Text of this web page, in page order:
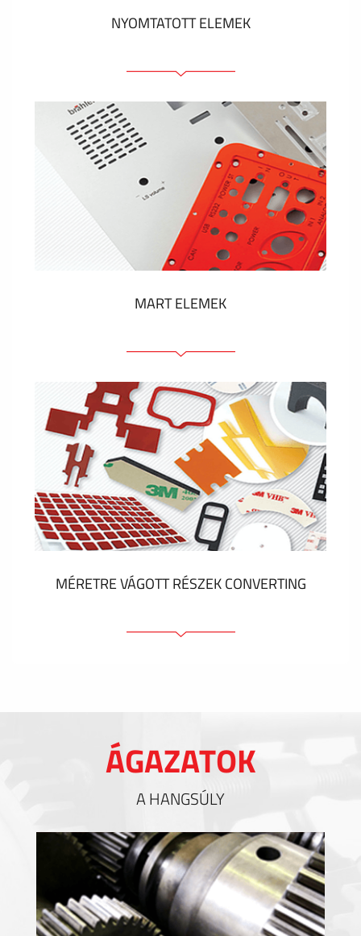
NYOMTATOTT ELEMEK
Fóliacímkék
Fóliabillentyűzet, Membrános billentyűzet
Fém címkék
Címkék
Műanyag címkék és cédulák
MUTASS TÖBBET
MART ELEMEK
Előlapok (elülső, tartó)
Anodizált panelek
Színes panelek
Panelek szerelőelemekkel
Gravírozott címkék
MUTASS TÖBBET
MÉRETRE VÁGOTT RÉSZEK CONVERTING
Kitöltések és hőkezelés
Szigetelés
MUTASS TÖBBET
ÁGAZATOK
A HANGSÚLY